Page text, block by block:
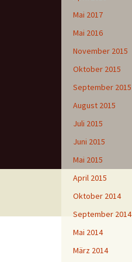
Mai 2017
Mai 2016
November 2015
Oktober 2015
September 2015
August 2015
Juli 2015
Juni 2015
Mai 2015
April 2015
Oktober 2014
September 2014
Mai 2014
März 2014